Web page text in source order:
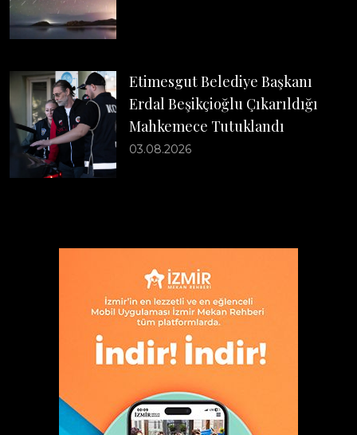
Etimesgut Belediye Başkanı
Erdal Beşikçioğlu Çıkarıldığı
Mahkemece Tutuklandı
03.08.2026